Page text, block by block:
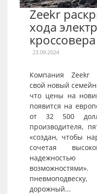
Zeekr
хода
23.09.2024
Компания Zeekr
свой новый
что цены на
появится на
от 32 500
производителя,
«создан, чтобы
сочетая
дорожный...